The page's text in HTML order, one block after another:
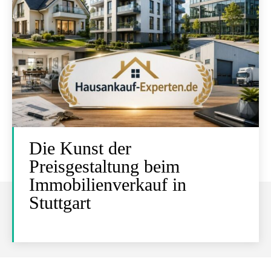
Die Kunst der
Preisgestaltung beim
Immobilienverkauf in
Stuttgart